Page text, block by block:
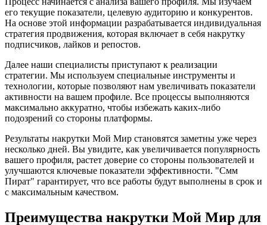
его текущие показатели, целевую аудиторию и конкурентов.
На основе этой информации разрабатывается индивидуальная
стратегия продвижения, которая включает в себя накрутку
подписчиков, лайков и репостов.
Далее наши специалисты приступают к реализации
стратегии. Мы используем специальные инструменты и
технологии, которые позволяют нам увеличивать показатели
активности на вашем профиле. Все процессы выполняются
максимально аккуратно, чтобы избежать каких-либо
подозрений со стороны платформы.
Результаты накрутки Мой Мир становятся заметны уже через
несколько дней. Вы увидите, как увеличивается популярность
вашего профиля, растет доверие со стороны пользователей и
улучшаются ключевые показатели эффективности. "Смм
Пират" гарантирует, что все работы будут выполнены в срок и
с максимальным качеством.
Преимущества накрутки Мой Мир для